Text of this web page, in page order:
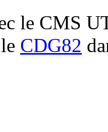
le CMS
CDG82